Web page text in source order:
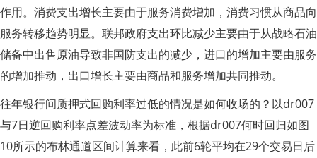
作用。消费支出增长主要由于服务消费增加，消费习惯从商品向
服务转移趋势明显。联邦政府支出环比减少主要由于从战略石油
储备中出售原油导致非国防支出的减少，进口的增加主要由服务
的增加推动，出口增长主要由商品和服务增加共同推动。
往年银行间质押式回购利率过低的情况是如何收场的？以dr007
与7日逆回购利率点差波动率为标准，根据dr007何时回归如图
10所示的布林通道区间计算来看，此前6轮平均在29个交易日后